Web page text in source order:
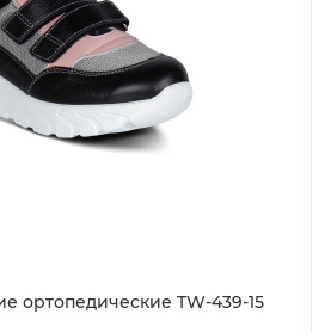
ортопедические TW-439-15